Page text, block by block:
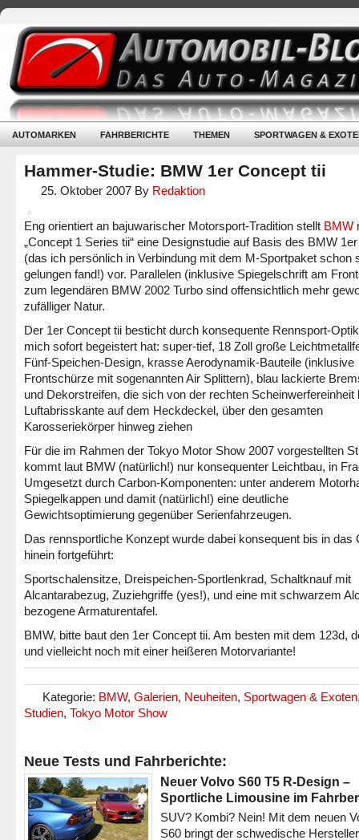
AUTOMARKEN FAHRBERICHTE THEMEN SPORTWAGEN &
Hammer-Studie: BMW 1er Concept tii
25. Oktober 2007 By Redaktion
Eng orientiert an bajuwarischer Motorsport-Tradition stellt BMW
„Concept 1 Series tii“ eine Designstudie auf Basis des BMW
(das ich persönlich in Verbindung mit dem M-Sportpaket schon
gelungen fand!) vor. Parallelen (inklusive Spiegelschrift am
zum legendären BMW 2002 Turbo sind offensichtlich mehr
zufälliger Natur.
Der 1er Concept tii besticht durch konsequente Rennsport-
mich sofort begeistert hat: super-tief, 18 Zoll große
Fünf-Speichen-Design, krasse Aerodynamik-Bauteile (inklusive
Frontschürze mit sogenannten Air Splittern), blau lackierte
und Dekorstreifen, die sich von der rechten Scheinwerfereinheit
Luftabrisskante auf dem Heckdeckel, über den gesamten
Karosseriekörper hinweg ziehen
Für die im Rahmen der Tokyo Motor Show 2007 vorgestellten
kommt laut BMW (natürlich!) nur konsequenter Leichtbau, in
Umgesetzt durch Carbon-Komponenten: unter anderem
Spiegelkappen und damit (natürlich!) eine deutliche
Gewichtsoptimierung gegenüber Serienfahrzeugen.
Das rennsportliche Konzept wurde dabei konsequent bis in das
hinein fortgeführt:
Sportschalensitze, Dreispeichen-Sportlenkrad, Schaltknauf mit
Alcantarabezug, Zuziehgriffe (yes!), und eine mit schwarzem
bezogene Armaturentafel.
BMW, bitte baut den 1er Concept tii. Am besten mit dem 123d,
und vielleicht noch mit einer heißeren Motorvariante!
Kategorie: BMW, Galerien, Neuheiten, Sportwagen & Exoten
Studien, Tokyo Motor Show
Neue Tests und Fahrberichte:
Neuer Volvo S60 T5 R-Design –
Sportliche Limousine im
SUV? Kombi? Nein! Mit dem neuen
S60 bringt der schwedische